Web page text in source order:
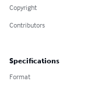
Copyright
Contributors
Specifications
Format